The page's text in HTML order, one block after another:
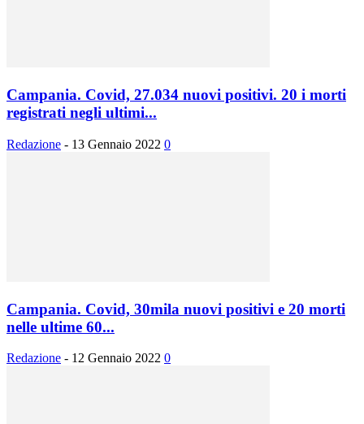
Campania. Covid, 27.034 nuovi positivi. 20 i morti
registrati negli ultimi...
Redazione - 13 Gennaio 2022 0
Campania. Covid, 30mila nuovi positivi e 20 morti
nelle ultime 60...
Redazione - 12 Gennaio 2022 0